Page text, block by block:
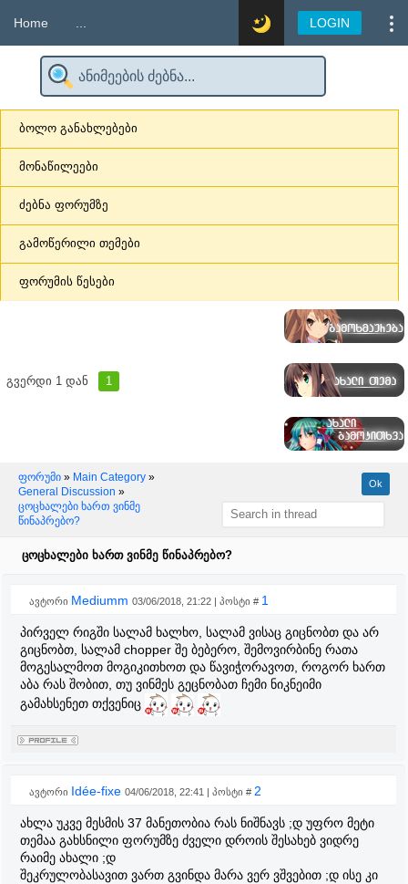
Home LOGIN
ბოლო განახლებები
მონაწილეები
ძებნა ფორუმზე
გამოწერილი თემები
ფორუმის წესები
გვერდი 1 დან 1
ფორუმი » Main Category »
General Discussion »
ცოცხალები ხართ ვინმე
წინაპრებო?
ცოცხალები ხართ ვინმე წინაპრებო?
ავტორი Mediumm 03/06/2018, 21:22 | პოსტი # 1
პირველ რიგში სალამ ხალხო, სალამ ვისაც გიცნობთ და არ
გიცნობთ, სალამ chopper შე ბებერო, შემოვირბინე რათა
მოგესალმოთ მოგიკითხოთ და წავიჭორავოთ, როგორ ხართ
აბა რას შობით, თუ ვინმეს გეცნობათ ჩემი ნიკნეიმი
გამახსენეთ თქვენიც
ავტორი Idée-fixe 04/06/2018, 22:41 | პოსტი # 2
ახლა უკვე მესმის 37 მანეთობია რას ნიშნავს ;დ უფრო მეტი
თემაა გახსნილი ფორუმზე ძველი დროის შესახებ ვიდრე
რაიმე ახალი ;დ
შეკრულობასავით ვართ გვინდა მარა ვერ ვშვებით ;დ ისე კი